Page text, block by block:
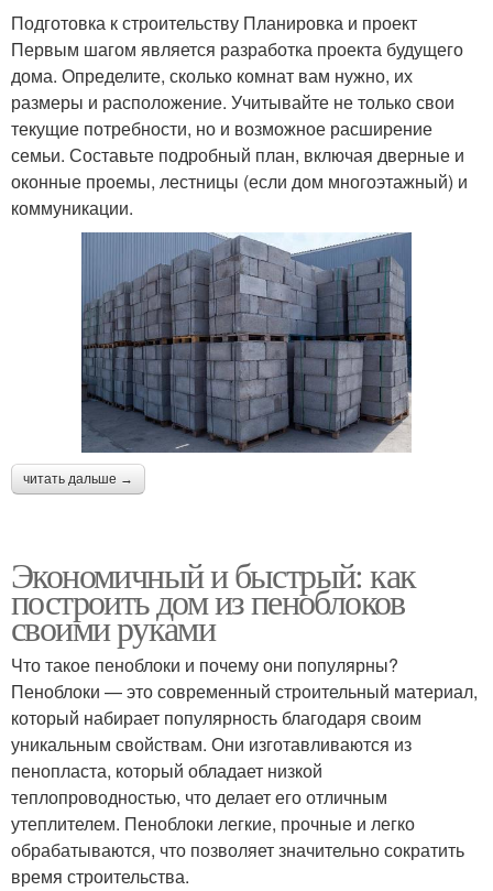
Подготовка к строительству Планировка и проект
Первым шагом является разработка проекта будущего
дома. Определите, сколько комнат вам нужно, их
размеры и расположение. Учитывайте не только свои
текущие потребности, но и возможное расширение
семьи. Составьте подробный план, включая дверные и
оконные проемы, лестницы (если дом многоэтажный) и
коммуникации.
читать дальше →
Экономичный и быстрый: как
построить дом из пеноблоков
своими руками
Что такое пеноблоки и почему они популярны?
Пеноблоки — это современный строительный материал,
который набирает популярность благодаря своим
уникальным свойствам. Они изготавливаются из
пенопласта, который обладает низкой
теплопроводностью, что делает его отличным
утеплителем. Пеноблоки легкие, прочные и легко
обрабатываются, что позволяет значительно сократить
время строительства.